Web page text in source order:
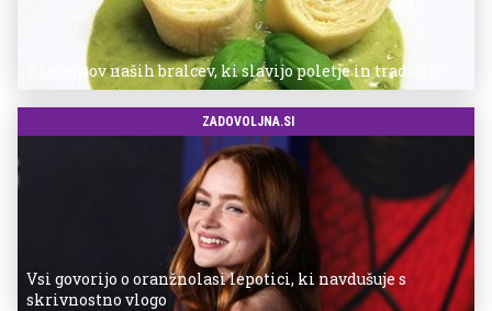
7 receptov naših bralcev, ki slavijo poletje in tradicijo
ZADOVOLJNA.SI
Vsi govorijo o oranžnolasi lepotici, ki navdušuje s
skrivnostno vlogo